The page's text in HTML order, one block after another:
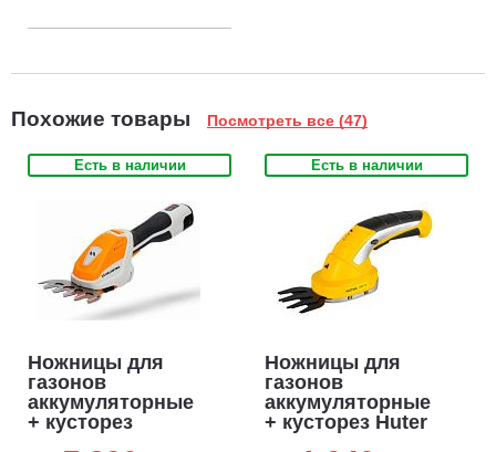
Похожие товары Посмотреть все (47)
Есть в наличии
Ножницы для
газонов
аккумуляторные
+ кусторез
Есть в наличии
Ножницы для
газонов
аккумуляторные
+ кусторез Huter